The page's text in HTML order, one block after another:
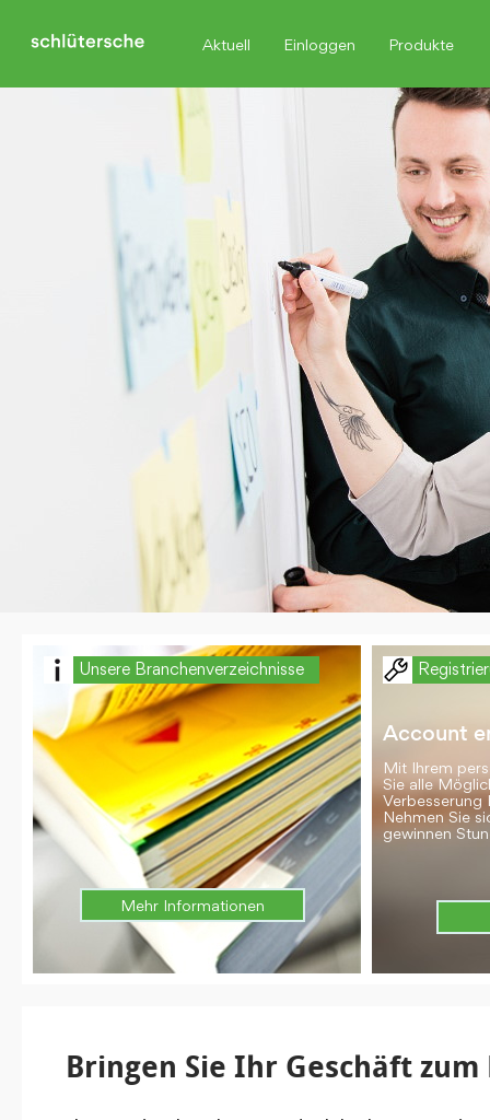
Aktuell Einloggen Produkte
Unsere Branchenverzeichnisse
Mehr Informationen
Account
Mit Ihrem
Sie alle
Verbesserung
Nehmen Sie
gewinnen
Bringen Sie Ihr Geschäft zum